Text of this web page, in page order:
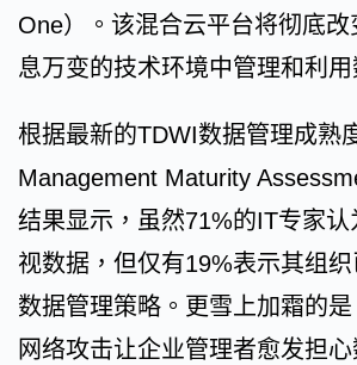
One）。该混合云平台将彻底
息万变的技术环境中管理和利用
根据最新的TDWI数据管理成熟
Management Maturity
结果显示，虽然71%的IT专家
视数据，但仅有19%表示其组
数据管理策略。更雪上加霜的
网络攻击让企业管理者愈发担